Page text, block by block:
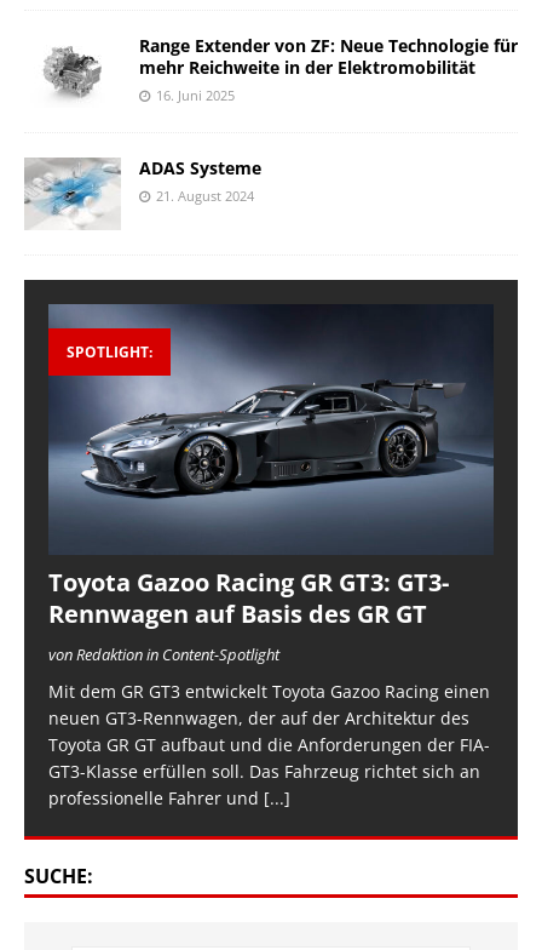
Range Extender von ZF: Neue Technologie für
mehr Reichweite in der Elektromobilität
16. Juni 2025
ADAS Systeme
21. August 2024
SPOTLIGHT:
Toyota Gazoo Racing GR GT3: GT3-
Rennwagen auf Basis des GR GT
von Redaktion in Content-Spotlight
Mit dem GR GT3 entwickelt Toyota Gazoo Racing einen
neuen GT3-Rennwagen, der auf der Architektur des
Toyota GR GT aufbaut und die Anforderungen der FIA-
GT3-Klasse erfüllen soll. Das Fahrzeug richtet sich an
professionelle Fahrer und [...]
SUCHE: